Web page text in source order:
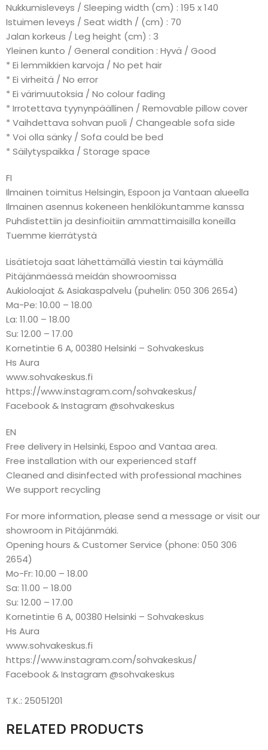
Nukkumisleveys / Sleeping width (cm) : 195 x 140
Istuimen leveys / Seat width / (cm) : 70
Jalan korkeus / Leg height (cm) : 3
Yleinen kunto / General condition : Hyvä / Good
* Ei lemmikkien karvoja / No pet hair
* Ei virheitä / No error
* Ei värimuutoksia / No colour fading
* Irrotettava tyynynpäällinen / Removable pillow cover
* Vaihdettava sohvan puoli / Changeable sofa side
* Voi olla sänky / Sofa could be bed
* Säilytyspaikka / Storage space
FI
Ilmainen toimitus Helsingin, Espoon ja Vantaan alueella
Ilmainen asennus kokeneen henkilökuntamme kanssa
Puhdistettiin ja desinfioitiin ammattimaisilla koneilla
Tuemme kierrätystä
Lisätietoja saat lähettämällä viestin tai käymällä
Pitäjänmäessä meidän showroomissa
Aukioloajat & Asiakaspalvelu (puhelin: 050 306 2654)
Ma-Pe: 10.00 – 18.00
La: 11.00 – 18.00
Su: 12.00 – 17.00
Kornetintie 6 A, 00380 Helsinki – Sohvakeskus
Hs Aura
www.sohvakeskus.fi
https://www.instagram.com/sohvakeskus/
Facebook & Instagram @sohvakeskus
EN
Free delivery in Helsinki, Espoo and Vantaa area.
Free installation with our experienced staff
Cleaned and disinfected with professional machines
We support recycling
For more information, please send a message or visit our
showroom in Pitäjänmäki.
Opening hours & Customer Service (phone: 050 306
2654)
Mo-Fr: 10.00 – 18.00
Sa: 11.00 – 18.00
Su: 12.00 – 17.00
Kornetintie 6 A, 00380 Helsinki – Sohvakeskus
Hs Aura
www.sohvakeskus.fi
https://www.instagram.com/sohvakeskus/
Facebook & Instagram @sohvakeskus
T.K.: 25051201
RELATED PRODUCTS